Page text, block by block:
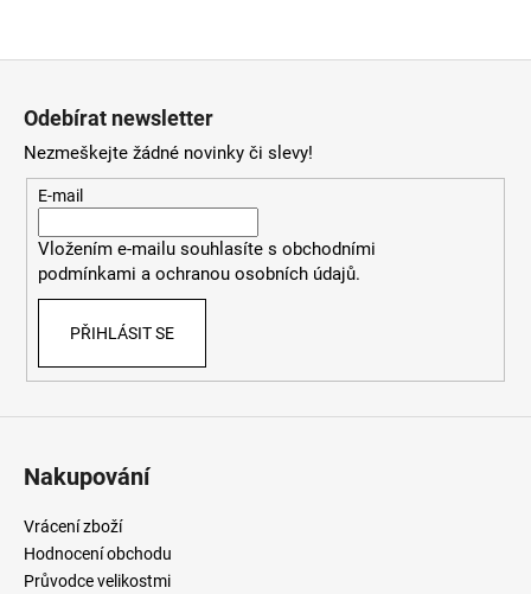
Odebírat newsletter
Nezmeškejte žádné novinky či slevy!
E-mail
Vložením e-mailu souhlasítes obchodními
podmínkami a ochranou osobních údajů.
PŘIHLÁSIT SE
Nakupování
Vrácení zboží
Hodnocení obchodu
Průvodce velikostmi